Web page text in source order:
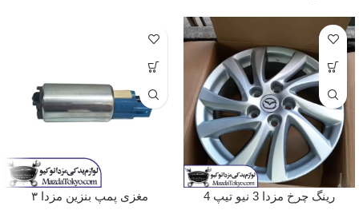
رینگ چرخ مزدا 3 نیو تیپ 4 مغزی پمپ بنزین مزدا ۳